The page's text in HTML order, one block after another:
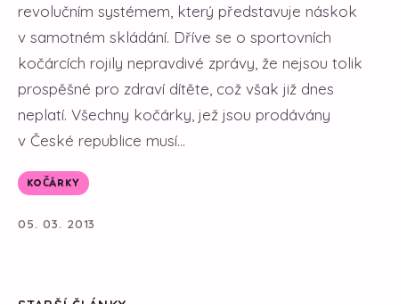
revolučním systémem, který představuje náskok
v samotném skládání. Dříve se o sportovních
kočárcích rojily nepravdivé zprávy, že nejsou tolik
prospěšné pro zdraví dítěte, což však již dnes
neplatí. Všechny kočárky, jež jsou prodávány
v České republice musí...
KOČÁRKY
05. 03. 2013